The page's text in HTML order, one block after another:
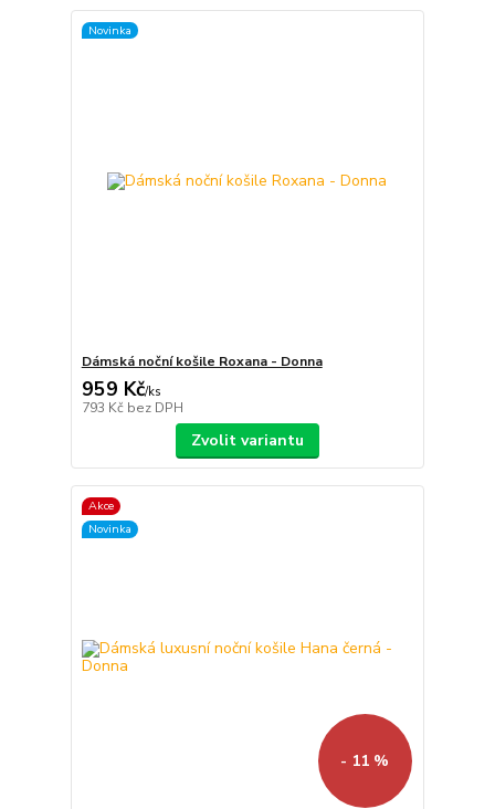
Novinka
Dámská noční košile Roxana - Donna
959 Kč/ks
793 Kč bez DPH
Zvolit variantu
Akce
Novinka
- 11 %